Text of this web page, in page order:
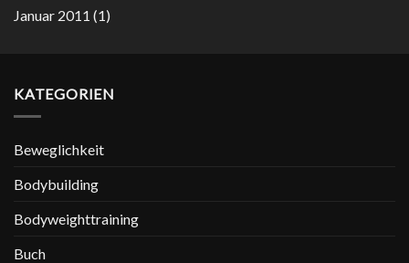
Januar 2011 (1)
KATEGORIEN
Beweglichkeit
Bodybuilding
Bodyweighttraining
Buch